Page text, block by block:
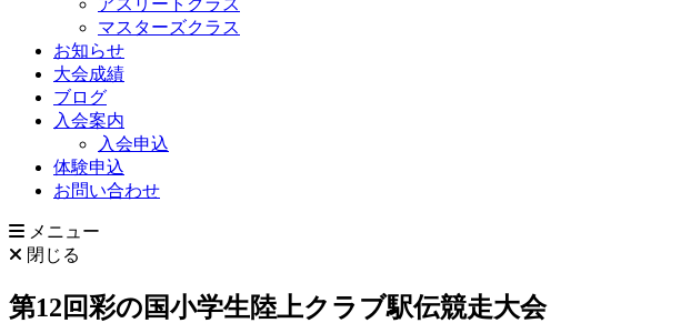
マスターズクラス
お知らせ
大会成績
ブログ
入会案内
入会申込
体験申込
お問い合わせ
メニュー
閉じる
第12回彩の国小学生陸上クラブ駅伝競走大会